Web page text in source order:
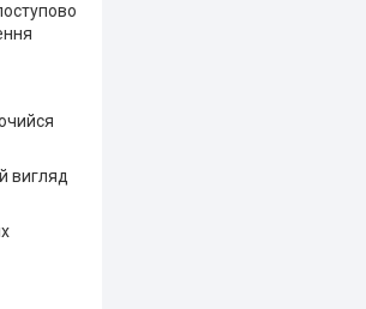
вигляд